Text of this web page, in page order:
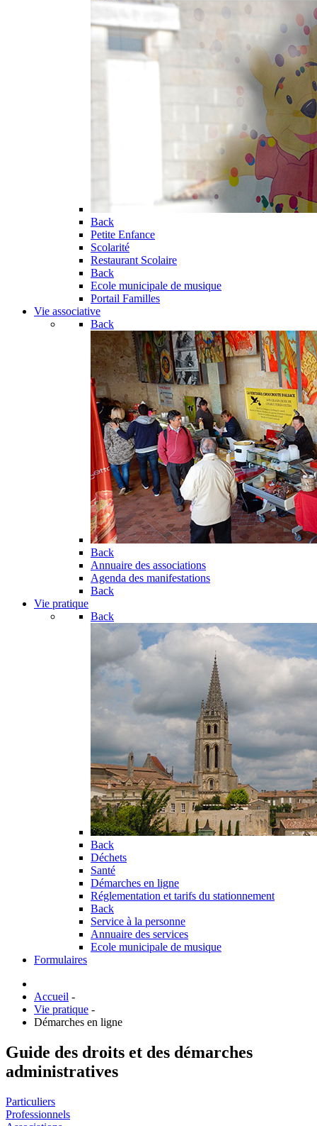
Back
Petite Enfance
Scolarité
Restaurant Scolaire
Back
Ecole municipale de musique
Portail Familles
Vie associative
Back
Back
Annuaire des associations
Agenda des manifestations
Back
Vie pratique
Back
Back
Déchets
Santé
Démarches en ligne
Réglementation et tarifs du stationnement
Back
Service à la personne
Annuaire des services
Ecole municipale de musique
Formulaires
Accueil -
Vie pratique -
Démarches en ligne
Guide des droits et des démarches
administratives
Particuliers
Professionnels